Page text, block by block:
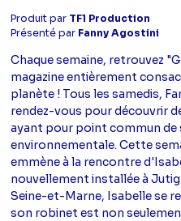
Produit par TF1 Production
Présenté par Fanny Agostini
Chaque semaine, retrouvez
magazine entièrement
planète ! Tous les samedis,
rendez-vous pour découvrir
ayant pour point commun de
environnementale. Cette
emmène à la rencontre
nouvellement installée à
Seine-et-Marne, Isabelle se
son robinet est non